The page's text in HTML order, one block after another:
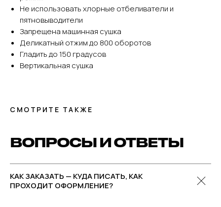
Не использовать хлорные отбеливатели и
пятновыводители
Запрещена машинная сушка
Деликатный отжим до 800 оборотов
Гладить до 150 градусов
Вертикальная сушка
СМОТРИТЕ ТАКЖЕ
ВОПРОСЫ И ОТВЕТЫ
КАК ЗАКАЗАТЬ — КУДА ПИСАТЬ, КАК
ПРОХОДИТ ОФОРМЛЕНИЕ?